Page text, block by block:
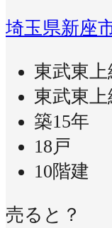
埼玉県新座
東武東
東武東
築15年
18戸
10階建
売ると？